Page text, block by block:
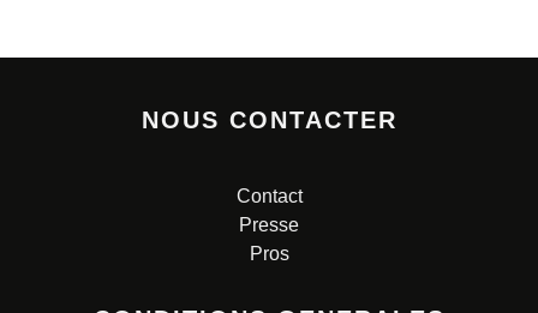
NOUS CONTACTER
Contact
Presse
Pros